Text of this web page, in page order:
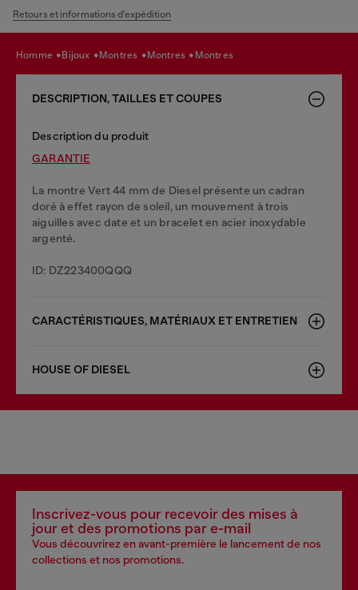
Retours et informations d'expédition
homme bijoux montres montres montres
DESCRIPTION, TAILLES ET COUPES
Description du produit
GARANTIE
La montre Vert 44 mm de Diesel présente un cadran
doré à effet rayon de soleil, un mouvement à trois
aiguilles avec date et un bracelet en acier inoxydable
argenté.
ID: DZ223400QQQ
CARACTÉRISTIQUES, MATÉRIAUX ET ENTRETIEN
HOUSE OF DIESEL
Inscrivez-vous pour recevoir des mises à
jour et des promotions par e-mail
Vous découvrirez en avant-première le lancement de nos
collections et nos promotions.